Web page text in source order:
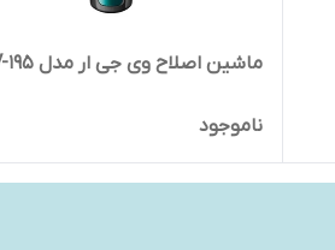
ماشین اصلاح وی جی ار مدل V-195
ناموجود